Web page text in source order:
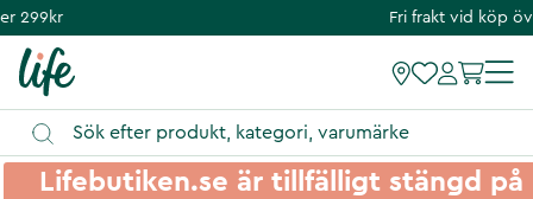
Lifebutiken.se är tillfälligt stängd